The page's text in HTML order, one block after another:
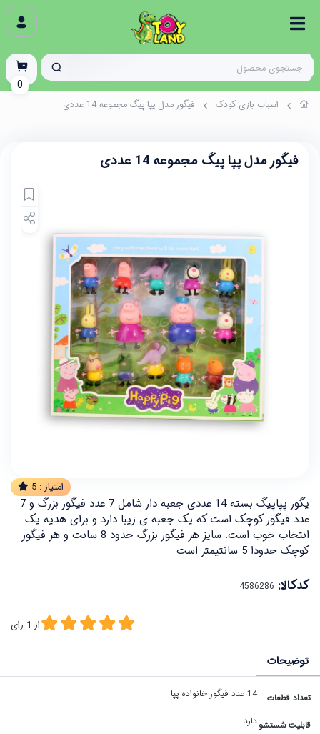
اسباب بازی کودک فیگور مدل پپا پیگ مجموعه 14 عددی
فیگور مدل پپا پیگ مجموعه 14 عددی
امتیاز : 5
یگور پپاپیگ بسته 14 عددی جعبه دار شامل 7 عدد فیگور بزرگ و 7
عدد فیگور کوچک است که یک جعبه ی زیبا دارد و برای هدیه یک
انتخاب خوب است. سایز هر فیگور بزرگ حدود 8 سانت و هر فیگور
کوچک حدودا 5 سانتیمتر است
کدکالا:
از 1 رای
توضیحات
تعداد قطعات 14 عدد فیگور خانواده پپا
قابلیت شستشودارد
0